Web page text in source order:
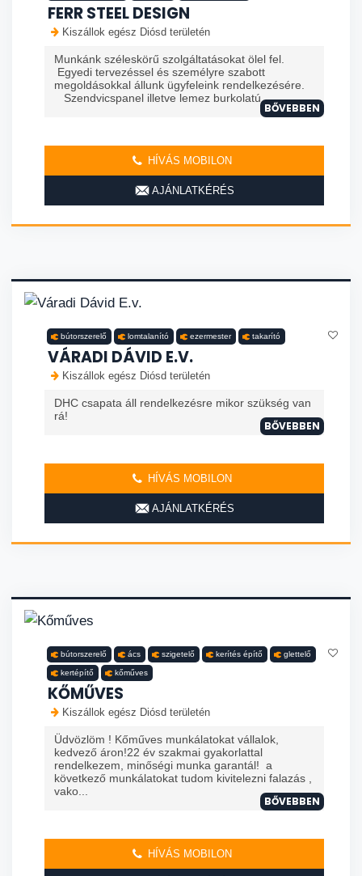
FERR STEEL DESIGN
Kiszállok egész Diósd területén
Munkánk széleskörű szolgáltatásokat ölel fel.
Egyedi tervezéssel és személyre szabott
megoldásokkal állunk ügyfeleink rendelkezésére.
Szendvicspanel illetve lemez burkolatú
BŐVEBBEN
HÍVÁS MOBILON
AJÁNLATKÉRÉS
bútorszerelő lomtalanító ezermester takarító
VÁRADI DÁVID E.V.
Kiszállok egész Diósd területén
DHC csapata áll rendelkezésre mikor szükség van
rá!
BŐVEBBEN
HÍVÁS MOBILON
AJÁNLATKÉRÉS
bútorszerelő ács szigetelő kerítés építő glettelő
kertépítő kőműves
KŐMŰVES
Kiszállok egész Diósd területén
Üdvözlöm ! Kőműves munkálatokat vállalok,
kedvező áron!22 év szakmai gyakorlattal
rendelkezem, minőségi munka garantál! a
következő munkálatokat tudom kivitelezni falazás ,
vako...
BŐVEBBEN
HÍVÁS MOBILON